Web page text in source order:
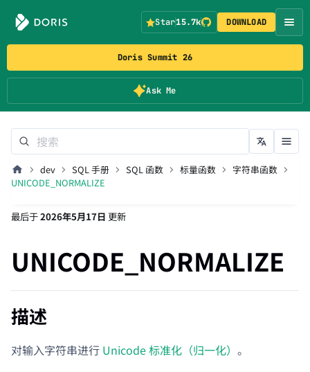
Doris Summit 26
Ask Me
Star15.7k DOWNLOAD
dev SQL 手册 SQL 函数 标量函数
字符串函数
UNICODE_NORMALIZE
最后于2026年5月17日 更新
UNICODE_NORMALIZE
描述
对输入字符串进行 Unicode 标准化（归一化） 。